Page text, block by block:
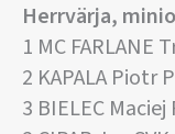
Herrvärja,
1 MC FARLANE
2 KAPALA Piotr
3 BIELEC Maciej